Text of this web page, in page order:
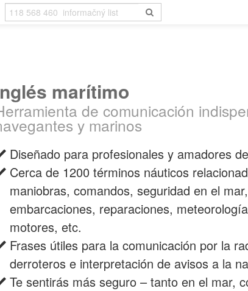
marítimo
de comunicación
y marinos
Diseñado para profesionales y amadores
Cerca de 1200 términos náuticos
maniobras, comandos, seguridad en el
embarcaciones, reparaciones,
motores, etc.
Frases útiles para la comunicación por la
derroteros e interpretación de avisos a la
Te sentirás más seguro – tanto en el mar,